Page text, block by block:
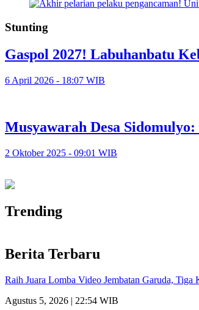
Stunting
Gaspol 2027! Labuhanbatu
6 April 2026 - 18:07 WIB
Musyawarah Desa
2 Oktober 2025 - 09:01 WIB
Trending
Berita Terbaru
Raih Juara Lomba Video Jembatan Garuda,
Agustus 5, 2026 | 22:54 WIB